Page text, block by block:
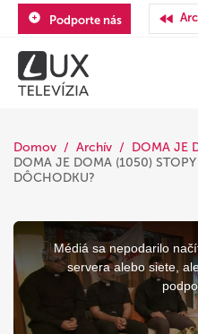
Podporte nás
Domov Archív
DOMA JE
DOMA JE DOMA (1050)
DÔCHODKU?
This
is
window.
Médiá sa nepodarilo
servera alebo siete,